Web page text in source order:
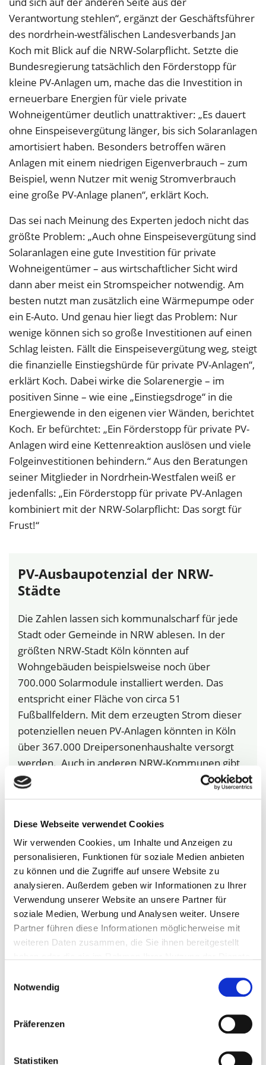
Diese Webseite verwendet Cookies
Wir verwenden Cookies, um Inhalte und Anzeigen zu
personalisieren, Funktionen für soziale Medien anbieten
zu können und die Zugriffe auf unsere Website zu
analysieren. Außerdem geben wir Informationen zu Ihrer
Verwendung unserer Website an unsere Partner für
soziale Medien, Werbung und Analysen weiter. Unsere
Partner führen diese Informationen möglicherweise mit
weiteren Daten zusammen, die Sie ihnen bereitgestellt
Notwendig
Präferenzen
Statistiken
Verantwortung stehlen“, ergänzt der Geschäftsführer
des nordrhein-westfälischen Landesverbands Jan
Koch mit Blick auf die NRW-Solarpflicht. Setzte die
Bundesregierung tatsächlich den Förderstopp für
kleine PV-Anlagen um, mache das die Investition in
erneuerbare Energien für viele private
Wohneigentümer deutlich unattraktiver: „Es dauert
ohne Einspeisevergütung länger, bis sich Solaranlagen
amortisiert haben. Besonders betroffen wären
Anlagen mit einem niedrigen Eigenverbrauch – zum
Beispiel, wenn Nutzer mit wenig Stromverbrauch
eine große PV-Anlage planen“, erklärt Koch.
Das sei nach Meinung des Experten jedoch nicht das
größte Problem: „Auch ohne Einspeisevergütung sind
Solaranlagen eine gute Investition für private
Wohneigentümer – aus wirtschaftlicher Sicht wird
dann aber meist ein Stromspeicher notwendig. Am
besten nutzt man zusätzlich eine Wärmepumpe oder
ein E-Auto. Und genau hier liegt das Problem: Nur
wenige können sich so große Investitionen auf einen
Schlag leisten. Fällt die Einspeisevergütung weg, steigt
die finanzielle Einstiegshürde für private PV-Anlagen“,
erklärt Koch. Dabei wirke die Solarenergie – im
positiven Sinne – wie eine „Einstiegsdroge“ in die
Energiewende in den eigenen vier Wänden, berichtet
Koch. Er befürchtet: „Ein Förderstopp für private PV-
Anlagen wird eine Kettenreaktion auslösen und viele
Folgeinvestitionen behindern.“ Aus den Beratungen
seiner Mitglieder in Nordrhein-Westfalen weiß er
jedenfalls: „Ein Förderstopp für private PV-Anlagen
kombiniert mit der NRW-Solarpflicht: Das sorgt für
Frust!“
PV-Ausbaupotenzial der NRW-
Städte
Die Zahlen lassen sich kommunalscharf für jede
Stadt oder Gemeinde in NRW ablesen. In der
größten NRW-Stadt Köln könnten auf
Wohngebäuden beispielsweise noch über
700.000 Solarmodule installiert werden. Das
entspricht einer Fläche von circa 51
Fußballfeldern. Mit dem erzeugten Strom dieser
potenziellen neuen PV-Anlagen könnten in Köln
über 367.000 Dreipersonenhaushalte versorgt
werden. Auch in anderen NRW-Kommunen gibt
es noch Ausbaupotenzial. Im 50.000 Einwohner-
werden. Allein diese Module können über 42.000
Dreipersonenhaushalte bei jährlichem
Durchschnittsverbrauch versorgen. Das geringste
Potenzial für den Ausbau von Solaranlagen auf
Wohngebäuden gibt es in sauerländischen
Nachrodt-Wiblingwerde. Aber selbst dort könnten
noch knapp 7.400 Module montiert werden, die
potenziell Strom für über 3.600
Downloads:
Download
Hintergrund zur Berechnung: